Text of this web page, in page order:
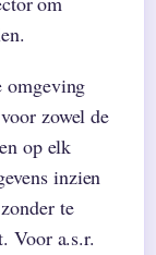
omgeving
zowel de
op elk
inzien
te
Voor a.s.r.